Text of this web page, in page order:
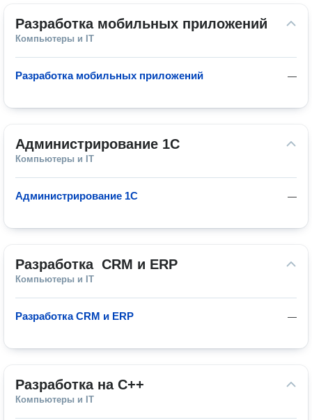
Разработка мобильных приложений
Компьютеры и IT
—
Разработка мобильных приложений
Администрирование 1С
Компьютеры и IT
—
Администрирование 1С
Разработка  СRM и ERP
Компьютеры и IT
—
Разработка CRM и ERP
Разработка на С++
Компьютеры и IT